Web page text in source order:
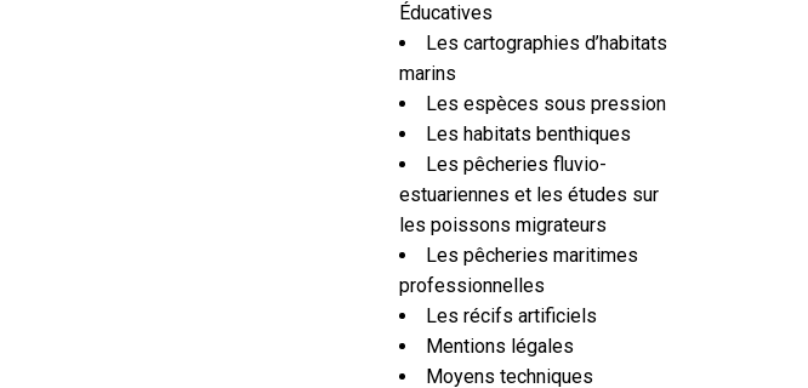
Éducatives
Les cartographies d’habitats
marins
Les espèces sous pression
Les habitats benthiques
Les pêcheries fluvio-
estuariennes et les études sur
les poissons migrateurs
Les pêcheries maritimes
professionnelles
Les récifs artificiels
Mentions légales
Moyens techniques